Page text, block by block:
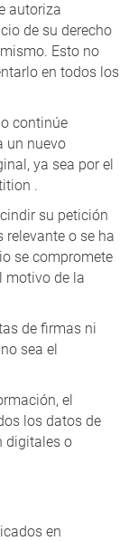
autoriza
de su derecho
Esto no
en todos los
continúe
un nuevo
ya sea por el
.
su petición
o se ha
se compromete
motivo de la
de firmas ni
sea el
el
los datos de
digitales o
en